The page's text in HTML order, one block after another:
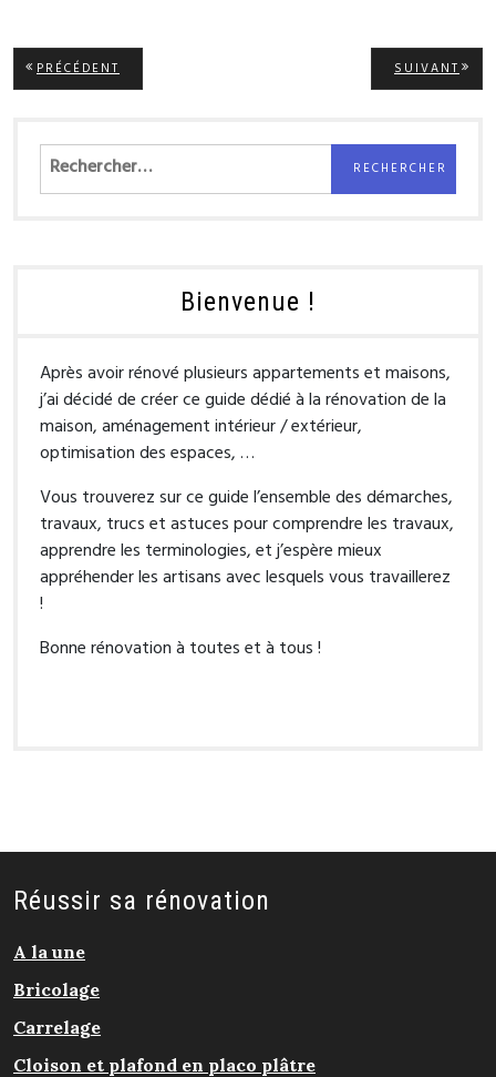
Navigation
de
PRÉCÉDENT
PRÉCÉDENT:
SUIVANT
Rechercher :
Bienvenue !
Après avoir rénové plusieurs appartements et maisons,
j’ai décidé de créer ce guide dédié à la rénovation de la
maison, aménagement intérieur / extérieur,
optimisation des espaces, …
Vous trouverez sur ce guide l’ensemble des démarches,
travaux, trucs et astuces pour comprendre les travaux,
apprendre les terminologies, et j’espère mieux
appréhender les artisans avec lesquels vous travaillerez
!
Bonne rénovation à toutes et à tous !
Réussir sa rénovation
A la une
Bricolage
Carrelage
Cloison et plafond en placo plâtre